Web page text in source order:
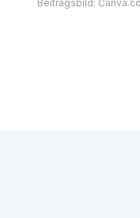
Beitragsbild: